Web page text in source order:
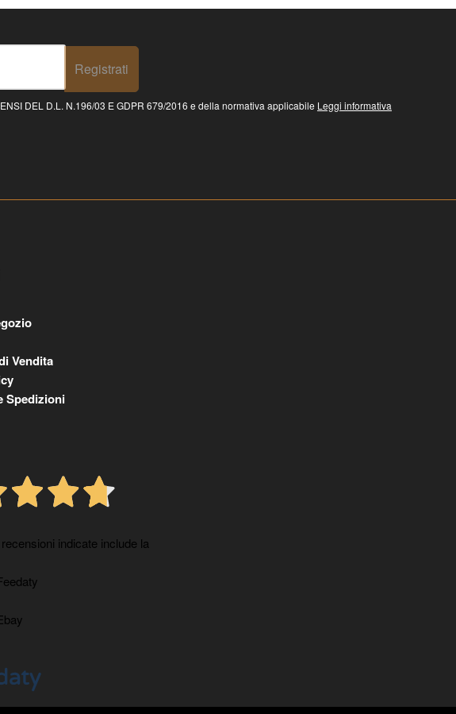
Registrati
DEL D.L. N.196/03 E GDPR 679/2016 e della normativa applicabile Leggi informativa
Vendita
Spedizioni
indicate include la